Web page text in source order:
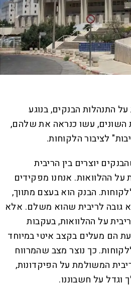
התנהלות הבנקים, בנוגע
השונים, עשו כנראה את שלהם,
לציבור הלקוחות.
יוצרים בין הריבית
על ההלוואות. אנחנו מפקידים
הבנק הוא בעצם מתווך,
גובה לריבית שהוא משלם. אלא
על ההלוואות, בעקבות
הם מעלים בקצב איטי במיוחד
כך נוצר מצב שהמרווח
המשולמת על הפיקדונות,
על חשבוננו.